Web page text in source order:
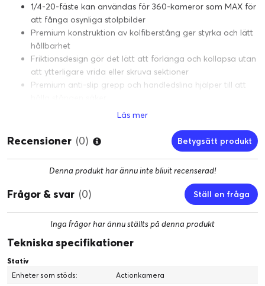
1/4-20-fäste kan användas för 360-kameror som MAX för
att fånga osynliga stolpbilder
Premium konstruktion av kolfiberstång ger styrka och lätt
hållbarhet
Friktionsdesign gör det lätt att förlänga och kollapsa utan
att ytterligare vrida eller skruva sektioner
Premium anti-slip grepp och handledslina hjälper till att
Styv konstruktion motstår böjning, även när den är helt
1/4-20 gängad insats gör den också kompatibel med
andra industristandardfästen
Läs mer
Recensioner (0) Betygsätt produkt
Denna produkt har ännu inte blivit recenserad!
Frågor & svar (0) Ställ en fråga
Inga frågor har ännu ställts på denna produkt
Tekniska specifikationer
Stativ
Enheter som stöds:
Actionkamera